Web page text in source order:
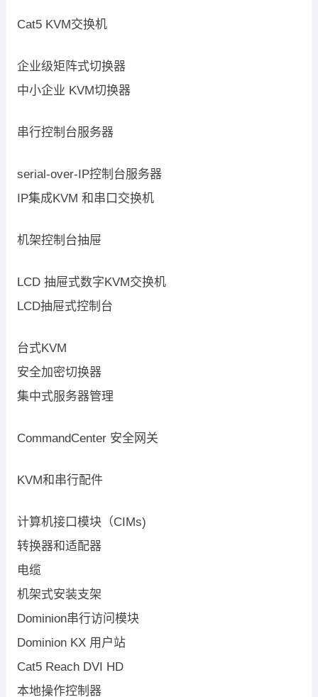
Cat5 KVM交换机
企业级矩阵式切换器
中小企业 KVM切换器
串行控制台服务器
serial-over-IP控制台服务器
IP集成KVM 和串口交换机
机架控制台抽屉
LCD 抽屉式数字KVM交换机
LCD抽屉式控制台
台式KVM
安全加密切换器
集中式服务器管理
CommandCenter 安全网关
KVM和串行配件
计算机接口模块（CIMs)
转换器和适配器
电缆
机架式安装支架
Dominion串行访问模块
Dominion KX 用户站
Cat5 Reach DVI HD
本地操作控制器